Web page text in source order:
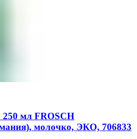
250 мл FROSCH
молочко, ЭКО, 706833